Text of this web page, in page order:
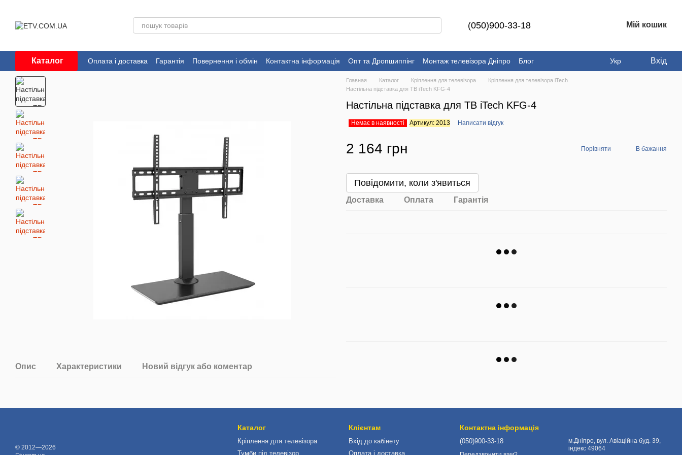
(050)900-33-18 Мій кошик
Каталог Оплата і доставка Гарантія Повернення і обмін Контактна інформація Опт та Дропшиппінг Монтаж телевізора Дніпро
Блог
Угода користувача
Укр Вхід
Опис Характеристики Новий відгук або коментар
Главная Каталог Кріплення для телевізора
Кріплення для телевізора iTech
Настільна підставка для ТВ iTech KFG-4
Настільна підставка для ТВ iTech KFG-4
Немає в наявності Артикул: 2013 Написати відгук
2 164 грн Порівняти В бажання
Повідомити, коли з'явиться
Доставка Оплата Гарантія
© 2012—2026
Каталог
Кріплення для телевізора
Тумби під телевізор
Клієнтам
Вхід до кабінету
Оплата і доставка
Контактна інформація
(050)900-33-18
м.Дніпро, вул. Авіаційна буд. 39,
індекс 49064